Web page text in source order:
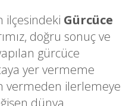
ilçesindeki Gürcüce
doğru sonuç ve
gürcüce
yer vermeme
vermeden ilerlemeye
dünya